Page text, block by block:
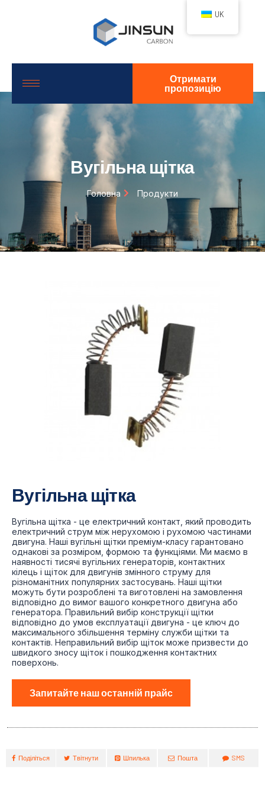
Отримати
пропозицію
Вугільна щітка
Головна Продукти
Вугільна щітка
Вугільна щітка - це електричний контакт, який проводить
електричний струм між нерухомою і рухомою частинами
двигуна. Наші вугільні щітки преміум-класу гарантовано
однакові за розміром, формою та функціями. Ми маємо в
наявності тисячі вугільних генераторів, контактних
кілець і щіток для двигунів змінного струму для
різноманітних популярних застосувань. Наші щітки
можуть бути розроблені та виготовлені на замовлення
відповідно до вимог вашого конкретного двигуна або
генератора. Правильний вибір конструкції щітки
відповідно до умов експлуатації двигуна - це ключ до
максимального збільшення терміну служби щітки та
контактів. Неправильний вибір щіток може призвести до
швидкого зносу щіток і пошкодження контактних
поверхонь.
Запитайте наш останній прайс
Поділіться Твітнути Шпилька Пошта SMS
UK